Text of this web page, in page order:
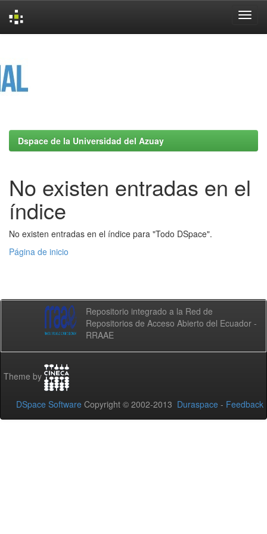
Dspace de la Universidad del Azuay
No existen entradas en el
índice
No existen entradas en el índice para "Todo DSpace".
Página de inicio
Repositorio integrado a la Red de
Repositorios de Acceso Abierto del Ecuador -
RRAAE
Theme by
DSpace Software Copyright © 2002-2013 Duraspace - Feedback